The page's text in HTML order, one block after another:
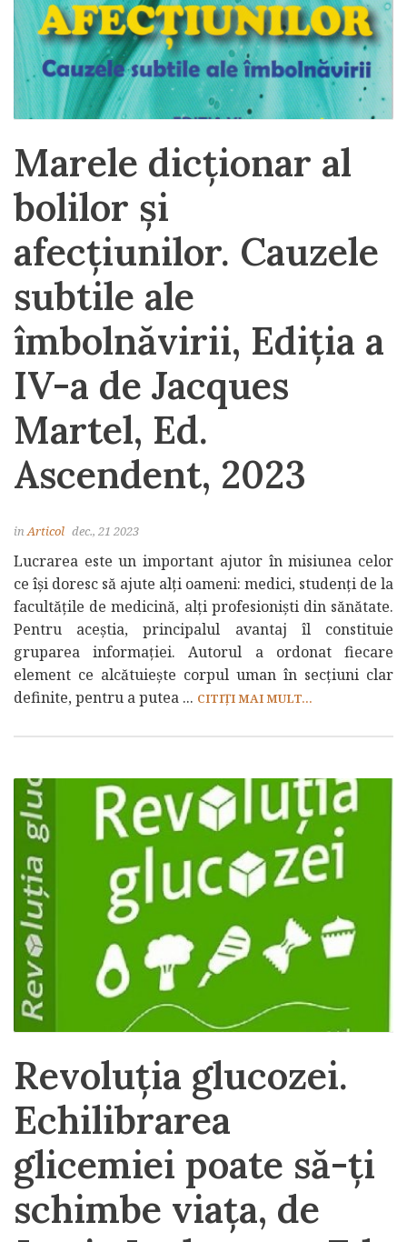
Marele dicționar al
bolilor și
afecțiunilor. Cauzele
subtile ale
îmbolnăvirii, Ediția a
IV-a de Jacques
Martel, Ed.
Ascendent, 2023
inArticol dec., 21 2023
Lucrarea este un important ajutor în misiunea celor
ce își doresc să ajute alți oameni: medici, studenți de la
facultățile de medicină, alți profesioniști din sănătate.
Pentru aceștia, principalul avantaj îl constituie
gruparea informației. Autorul a ordonat fiecare
element ce alcătuiește corpul uman în secțiuni clar
definite, pentru a putea ... CITIȚI MAI MULT...
Revoluția glucozei.
Echilibrarea
glicemiei poate să-ți
schimbe viața, de